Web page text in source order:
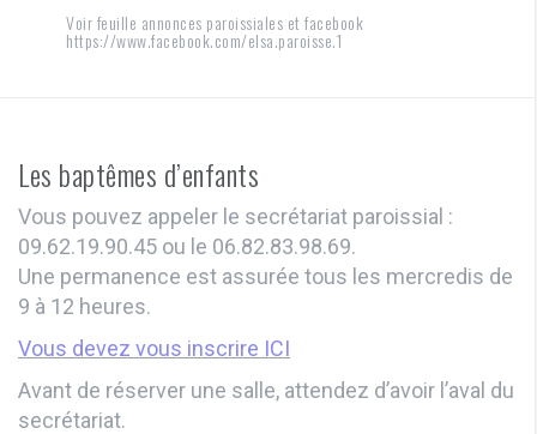
Voir feuille annonces paroissiales et facebook
https://www.facebook.com/elsa.paroisse.1
Les baptêmes d’enfants
Vous pouvez appeler le secrétariat paroissial :
09.62.19.90.45 ou le 06.82.83.98.69.
Une permanence est assurée tous les mercredis de
9 à 12 heures.
Vous devez vous inscrire ICI
Avant de réserver une salle, attendez d’avoir l’aval du
secrétariat.